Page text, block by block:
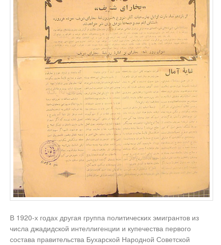
В 1920-х годах другая группа политических эмигрантов из
числа джадидской интеллигенции и купечества первого
состава правительства Бухарской Народной Советской